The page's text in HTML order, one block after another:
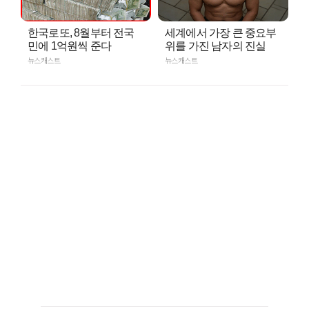
한국로또, 8월부터 전국
민에 1억원씩 준다
뉴스캐스트
세계에서 가장 큰 중요부
위를 가진 남자의 진실
뉴스캐스트